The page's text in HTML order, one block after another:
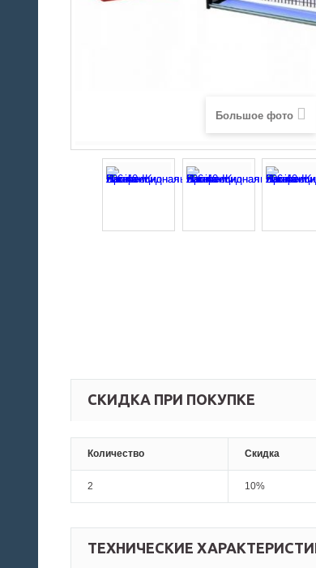
Большое фото
СКИДКА ПРИ ПОКУПКЕ
Количество Скидка
2 10%
ТЕХНИЧЕСКИЕ